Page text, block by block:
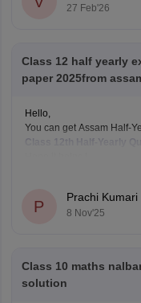
27 Feb'26
Class 12 half yearly
paper 2025from
Hello,
You can get Assam Half-
Class 12th Half-Yearly
P
Prachi Kumari
8 Nov'25
Class 10 maths
solution